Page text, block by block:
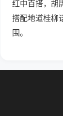
红中百搭，胡
搭配地道桂柳
围。